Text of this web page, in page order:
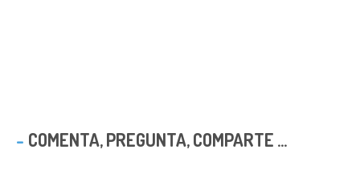
COMENTA, PREGUNTA, COMPARTE ...